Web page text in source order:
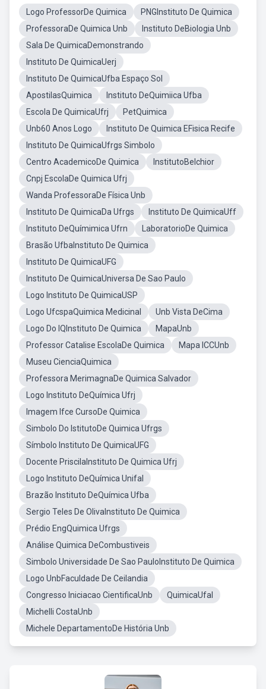
Logo ProfessorDe Quimica
PNGInstituto De Quimica
ProfessoraDe Quimica Unb
Instituto DeBiologia Unb
Sala De QuimicaDemonstrando
Instituto De QuimicaUerj
Instituto De QuimicaUfba Espaço Sol
ApostilasQuimica
Instituto DeQuimiica Ufba
Escola De QuimicaUfrj
PetQuimica
Unb60 Anos Logo
Instituto De Quimica EFisica Recife
Instituto De QuimicaUfrgs Simbolo
Centro AcademicoDe Quimica
InstitutoBelchior
Cnpj EscolaDe Quimica Ufrj
Wanda ProfessoraDe Física Unb
Instituto De QuimicaDa Ufrgs
Instituto De QuimicaUff
Instituto DeQuímimica Ufrn
LaboratorioDe Quimica
Brasão UfbaInstituto De Quimica
Instituto De QuimicaUFG
Instituto De QuimicaUniversa De Sao Paulo
Logo Instituto De QuimicaUSP
Logo UfcspaQuimica Medicinal
Unb Vista DeCima
Logo Do IQInstituto De Quimica
MapaUnb
Professor Catalise EscolaDe Quimica
Mapa ICCUnb
Museu CienciaQuimica
Professora MerimagnaDe Quimica Salvador
Logo Instituto DeQuímica Ufrj
Imagem Ifce CursoDe Quimica
Simbolo Do IstitutoDe Quimica Ufrgs
Símbolo Instituto De QuimicaUFG
Docente PriscilaInstituto De Quimica Ufrj
Logo Instituto DeQuímica Unifal
Brazão Instituto DeQuímica Ufba
Sergio Teles De OlivaInstituto De Quimica
Prédio EngQuimica Ufrgs
Análise Quimica DeCombustiveis
Simbolo Universidade De Sao PauloInstituto De Quimica
Logo UnbFaculdade De Ceilandia
Congresso Iniciacao CientificaUnb
QuimicaUfal
Michelli CostaUnb
Michele DepartamentoDe História Unb